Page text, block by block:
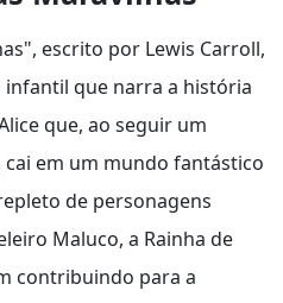
escrito por Lewis Carroll,
que narra a história
que, ao seguir um
cai em um mundo fantástico
de personagens
Maluco, a Rainha de
contribuindo para a